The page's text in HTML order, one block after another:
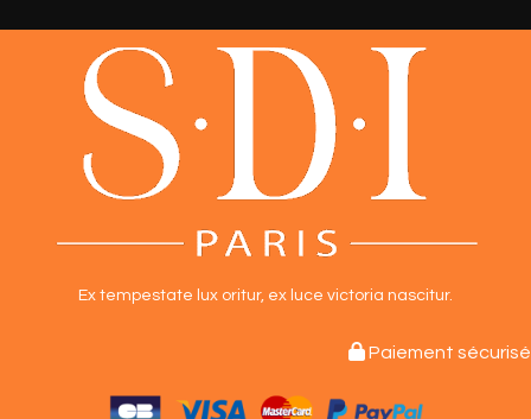
Ex tempestate lux oritur, ex luce victoria nascitur.
Paiement sécurisé